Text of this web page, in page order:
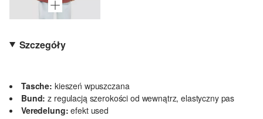
Szczegóły
Tasche: kieszeń wpuszczana
Bund: z regulacją szerokości od wewnątrz, elastyczny pas
Veredelung: efekt used